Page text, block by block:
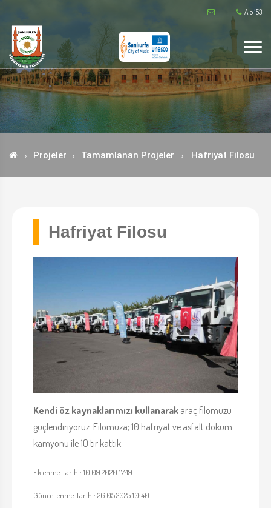
Alo 153
Projeler Tamamlanan Projeler Hafriyat Filosu
Hafriyat Filosu
Kendi öz kaynaklarımızı kullanarak araç filomuzu
güçlendiriyoruz. Filomuza; 10 hafriyat ve asfalt döküm
kamyonu ile 10 tır kattık.
Eklenme Tarihi: 10.09.2020 17:19
Güncellenme Tarihi: 26.05.2025 10:40